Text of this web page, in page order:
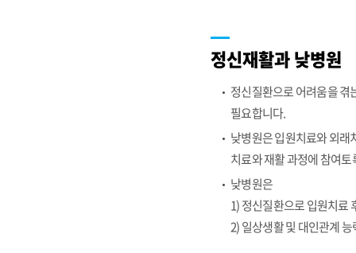
정신재활과 낮병원
정신질환으로 어려움을 겪
필요합니다.
낮병원은 입원치료와 외래
치료와 재활 과정에 참여토
낮병원은
1) 정신질환으로 입원치료
2) 일상생활 및 대인관계